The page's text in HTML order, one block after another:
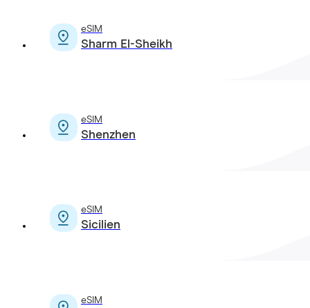
eSIM
Sharm El-Sheikh
eSIM
Shenzhen
eSIM
Sicilien
eSIM